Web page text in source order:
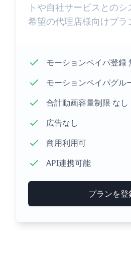
トや自社サービスとの
希望の代理店様向けプラ
モーションペイパ登録
モーションペイパグル
合計動画容量制限 なし
広告なし
商用利用可
API連携可能
プランを登